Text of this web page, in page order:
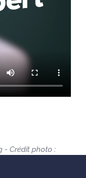
- Crédit photo :